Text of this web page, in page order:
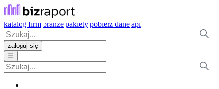
katalog firm branże pakiety pobierz dane api
zaloguj się
☰